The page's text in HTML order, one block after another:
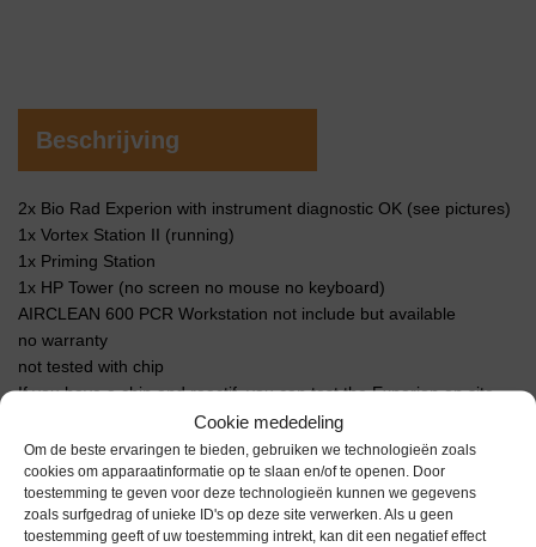
Cookie mededeling
Om de beste ervaringen te bieden, gebruiken we technologieën zoals
cookies om apparaatinformatie op te slaan en/of te openen. Door
toestemming te geven voor deze technologieën kunnen we gegevens
zoals surfgedrag of unieke ID's op deze site verwerken. Als u geen
toestemming geeft of uw toestemming intrekt, kan dit een negatief effect
Beschrijving
2x Bio Rad Experion with instrument diagnostic OK (see pictures)
1x Vortex Station II (running)
1x Priming Station
1x HP Tower (no screen no mouse no keyboard)
AIRCLEAN 600 PCR Workstation not include but available
no warranty
not tested with chip
If you have a chip and reactif, you can test the Experion on site
Extra informatie